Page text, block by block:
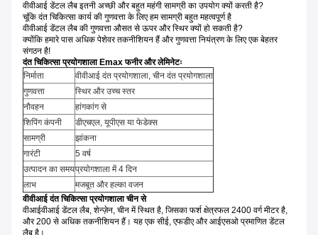
वीवीआई डेंटल लैब इतनी अच्छी और बहुत महंगी सामग्री का उपयोग क्यों करती है?
चूंकि दंत चिकित्सा कार्य की गुणवत्ता के लिए हम सामग्री बहुत महत्वपूर्ण है
वीवीआई डेंटल लैब की गुणवत्ता औसत से ऊपर और स्थिर क्यों हो सकती है?
क्योंकि हमारे पास अधिक पेशेवर तकनीशियन हैं और गुणवत्ता नियंत्रण के लिए एक बेहतर
संगठन है!
दंत चिकित्सा प्रयोगशाला Emax फनीर और लेमिनेटः
निर्माता
वीवीआई दंत प्रयोगशाला, चीन दंत प्रयोगशाला
गुणवत्ता
स्थिर और उच्च स्तर
नौवहन
हांगकांग से
शिपिंग कंपनी
डीएचएल, यूपीएस या फेडेक्स
सामग्री
झांकना
गारंटी
5 वर्ष
उत्पादन का समयप्रयोगशाला में 4 दिन
लाभ
मजबूत और हल्का वजन
वीवीआई दंत चिकित्सा प्रयोगशाला चीन से
वीआईवीआई डेंटल लैब, शेन्ज़ेन, चीन में स्थित है, जिसका फर्श क्षेत्रफल 2400 वर्ग मीटर है,
और 200 से अधिक तकनीशियन हैं। यह एक सीई, एफडीए और आईएसओ प्रमाणित डेंटल
लैब है।